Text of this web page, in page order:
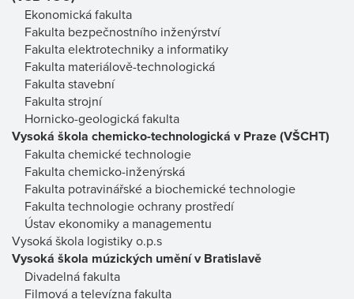
Ekonomická fakulta
Fakulta bezpečnostního inženýrství
Fakulta elektrotechniky a informatiky
Fakulta materiálově-technologická
Fakulta stavební
Fakulta strojní
Hornicko-geologická fakulta
Vysoká škola chemicko-technologická v Praze (VŠCHT)
Fakulta chemické technologie
Fakulta chemicko-inženýrská
Fakulta potravinářské a biochemické technologie
Fakulta technologie ochrany prostředí
Ústav ekonomiky a managementu
Vysoká škola logistiky o.p.s
Vysoká škola múzických umění v Bratislavě
Divadelná fakulta
Filmová a televízna fakulta